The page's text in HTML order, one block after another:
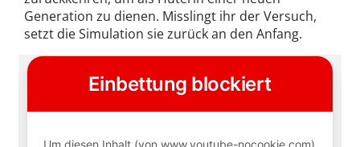
Generation zu dienen. Misslingt ihr der Versuch,
setzt die Simulation sie zurück an den Anfang.